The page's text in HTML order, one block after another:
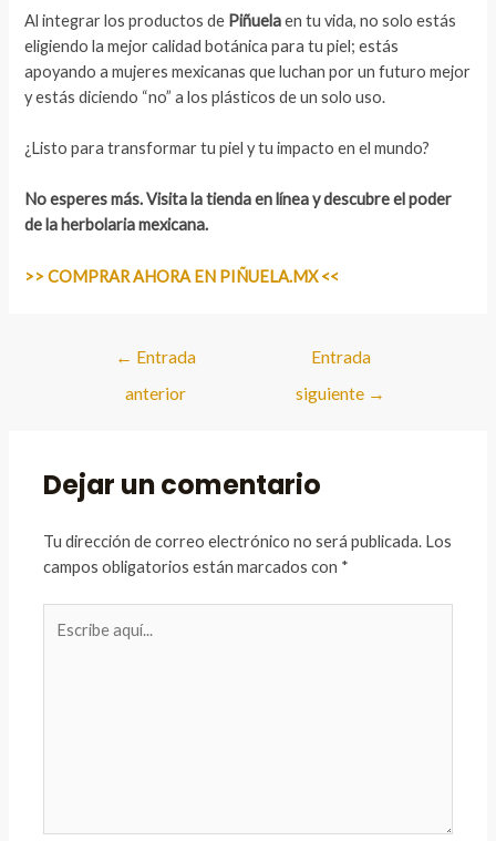
Al integrar los productos de Piñuelaen tu vida, no solo estás
eligiendo la mejor calidad botánica para tu piel; estás
apoyando a mujeres mexicanas que luchan por un futuro mejor
y estás diciendo “no” a los plásticos de un solo uso.
¿Listo para transformar tu piel y tu impacto en el mundo?
No esperes más. Visita la tienda en línea y descubre el poder
de la herbolaria mexicana.
>> COMPRAR AHORA EN PIÑUELA.MX <<
Navegación
entradas
← Entrada
anterior
Entrada
siguiente →
Dejar un comentario
Tu dirección de correo electrónico no será publicada. Los
campos obligatorios están marcados con *
aquí...